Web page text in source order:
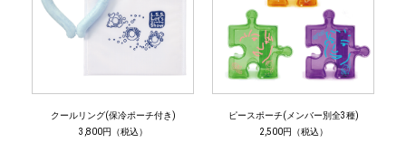
クールリング(保冷ポーチ付き)
3,800円（税込）
ピースポーチ(メンバー別全3種)
2,500円（税込）